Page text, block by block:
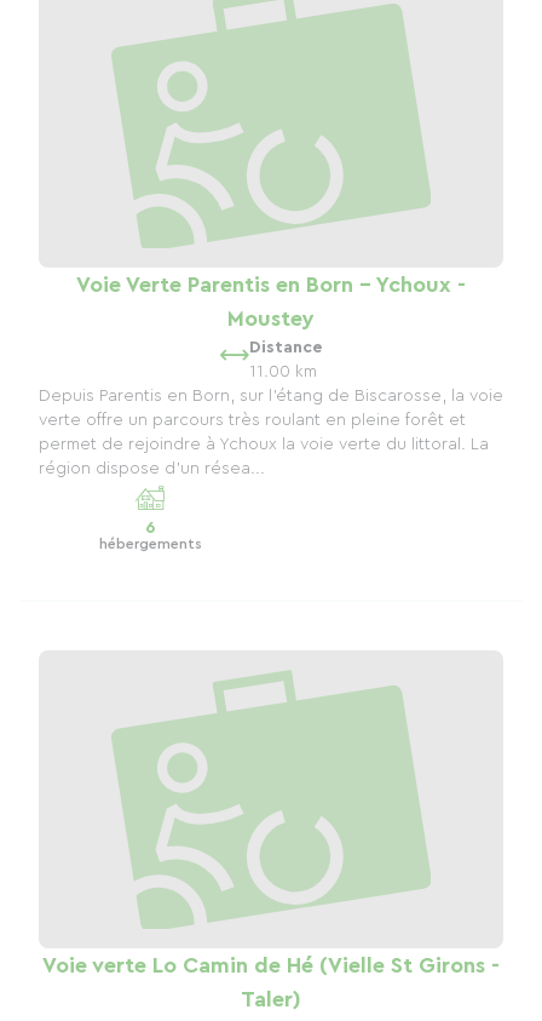
Voie Verte Parentis en Born - Ychoux -
Moustey
Distance
11.00 km
Depuis Parentis en Born, sur l’étang de Biscarosse, la voie
verte offre un parcours très roulant en pleine forêt et
permet de rejoindre à Ychoux la voie verte du littoral. La
région dispose d’un résea...
6
hébergements
Voie verte Lo Camin de Hé (Vielle St Girons -
Taler)